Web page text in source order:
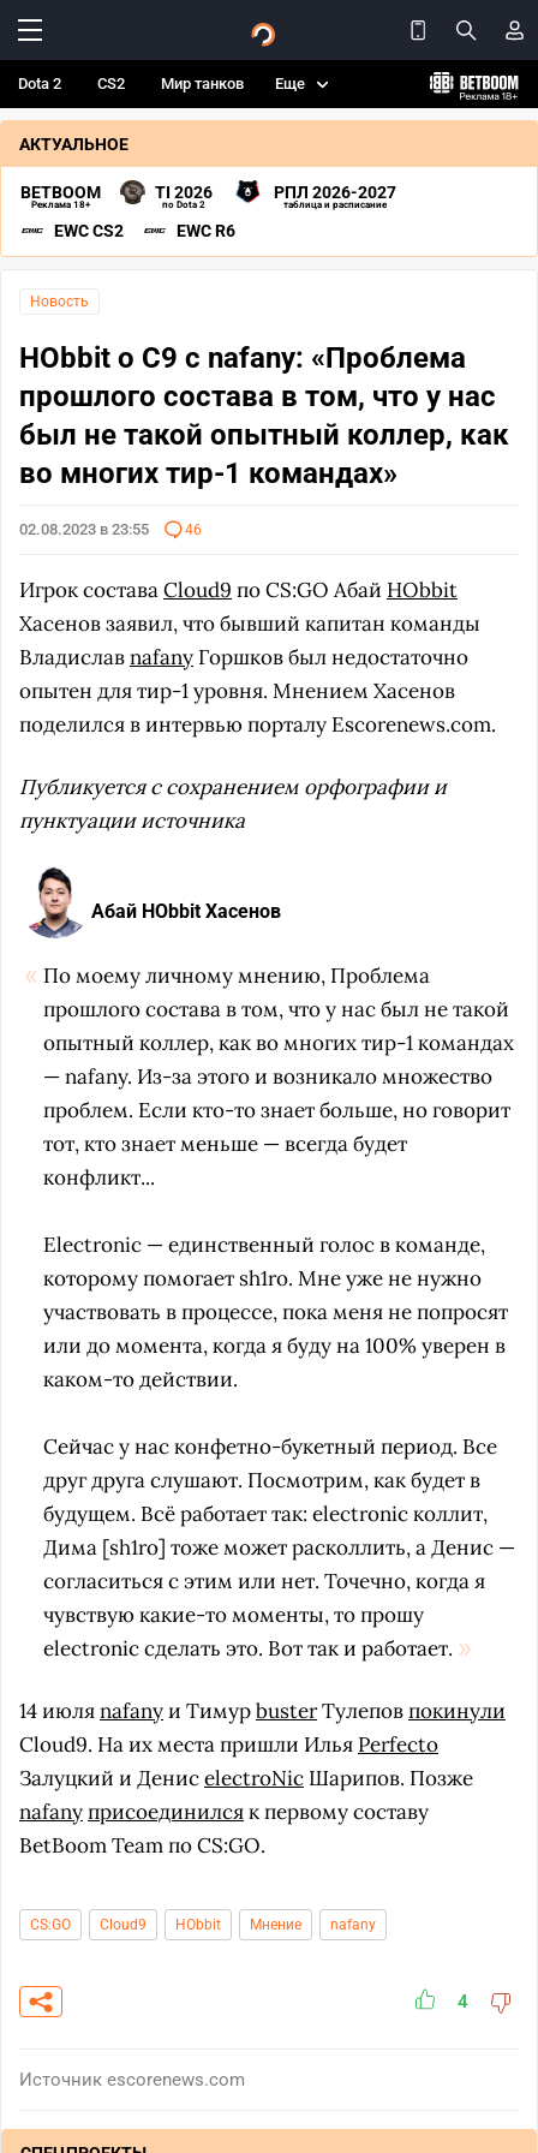
Dota 2 CS2 Мир танков Еще
АКТУАЛЬНОЕ
BETBOOM
Реклама 18+
TI 2026
по Dota 2
РПЛ 2026-2027
таблица и расписание
EWC CS2 EWC R6
Новость
HObbit о C9 с nafany: «Проблема
прошлого состава в том, что у нас
был не такой опытный коллер, как
во многих тир-1 командах»
02.08.2023 в 23:55 46
Игрок составаCloud9 по CS:GO Абай HObbit
Хасенов заявил, что бывший капитан команды
Владиславnafany Горшков был недостаточно
опытен для тир-1 уровня. Мнением Хасенов
поделился в интервью порталу Escorenews.com.
Публикуется с сохранением орфографии и
пунктуации источника
Абай HObbit Хасенов
По моему личному мнению, Проблема
прошлого состава в том, что у нас был не такой
опытный коллер, как во многих тир-1 командах
— nafany. Из-за этого и возникало множество
проблем. Если кто-то знает больше, но говорит
тот, кто знает меньше — всегда будет
конфликт...
Electronic — единственный голос в команде,
которому помогает sh1ro. Мне уже не нужно
участвовать в процессе, пока меня не попросят
или до момента, когда я буду на 100% уверен в
каком-то действии.
Сейчас у нас конфетно-букетный период. Все
друг друга слушают. Посмотрим, как будет в
будущем. Всё работает так: electronic коллит,
Дима [sh1ro] тоже может расколлить, а Денис —
согласиться с этим или нет. Точечно, когда я
чувствую какие-то моменты, то прошу
electronic сделать это. Вот так и работает.
14 июляnafanyи ТимурbusterТулеповпокинули
Cloud9. На их места пришли Илья Perfecto
Залуцкий и ДенисelectroNic Шарипов. Позже
nafanyприсоединилсяк первому составу
BetBoom Team по CS:GO.
CS:GO Cloud9 HObbit Мнение nafany
4
Источник escorenews.com